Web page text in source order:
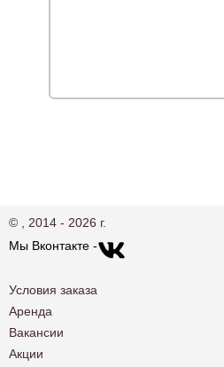
© , 2014 - 2026 г.
Мы Вконтакте -
Условия заказа
Аренда
Вакансии
Акции